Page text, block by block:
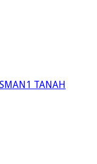
SMAN1 TANAH